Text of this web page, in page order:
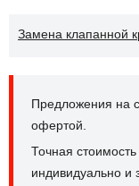
Замена клапанной
Предложения на
офертой.
Точная
индивидуально и